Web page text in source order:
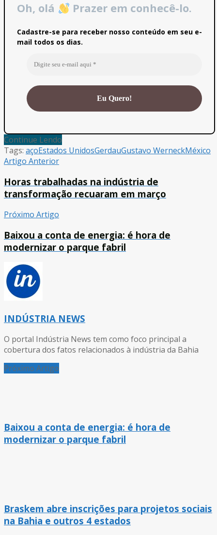
Oh, olá Prazer em conhecê-lo.
Cadastre-se para receber nosso conteúdo em seu e-
mail todos os dias.
Continue Lendo
Tags: açoEstados UnidosGerdauGustavo WerneckMéxico
Artigo Anterior
Horas trabalhadas na indústria de
transformação recuaram em março
Próximo Artigo
Baixou a conta de energia: é hora de
modernizar o parque fabril
INDÚSTRIA NEWS
O portal Indústria News tem como foco principal a
cobertura dos fatos relacionados à indústria da Bahia
Próximo Artigo
Baixou a conta de energia: é hora de
modernizar o parque fabril
Braskem abre inscrições para projetos sociais
na Bahia e outros 4 estados